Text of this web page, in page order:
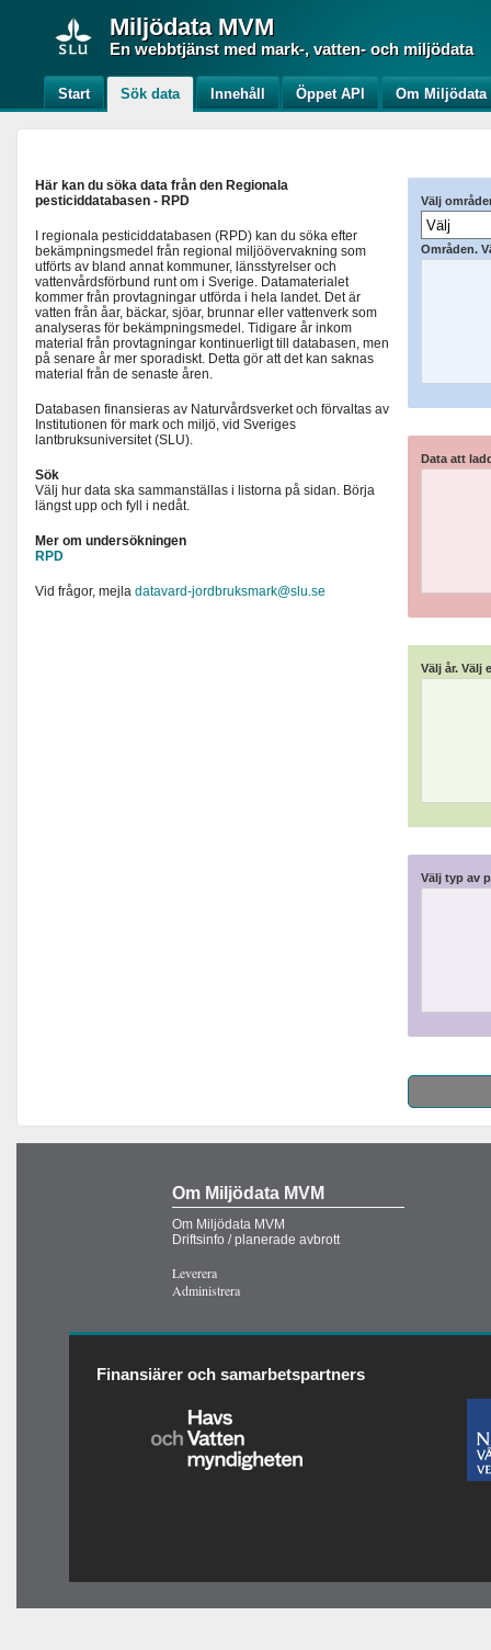
Miljödata MVM
En webbtjänst med mark-, vatten- och miljödata
Start Sök data Innehåll Öppet API Om Miljödata
Här kan du söka data från den Regionala
pesticiddatabasen - RPD
I regionala pesticiddatabasen (RPD) kan du söka efter
bekämpningsmedel från regional miljöövervakning som
utförts av bland annat kommuner, länsstyrelser och
vattenvårdsförbund runt om i Sverige. Datamaterialet
kommer från provtagningar utförda i hela landet. Det är
vatten från åar, bäckar, sjöar, brunnar eller vattenverk som
analyseras för bekämpningsmedel. Tidigare år inkom
material från provtagningar kontinuerligt till databasen, men
på senare år mer sporadiskt. Detta gör att det kan saknas
material från de senaste åren.
Databasen finansieras av Naturvårdsverket och förvaltas av
Institutionen för mark och miljö, vid Sveriges
lantbruksuniversitet (SLU).
Sök
Välj hur data ska sammanställas i listorna på sidan. Börja
längst upp och fyll i nedåt.
Mer om undersökningen
RPD
Vid frågor, mejla datavard-jordbruksmark@slu.se
Välj
Områden.
Data att
Välj år. Välj
Välj typ av
Om Miljödata MVM
Om Miljödata MVM
Driftsinfo / planerade avbrott
Leverera
Administrera
Finansiärer och samarbetspartners